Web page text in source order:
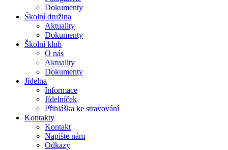
Dokumenty
Školní družina
Aktuality
Dokumenty
Školní klub
O nás
Aktuality
Dokumenty
Jídelna
Informace
Jídelníček
Přihláška ke stravování
Kontakty
Kontakt
Napište nám
Odkazy